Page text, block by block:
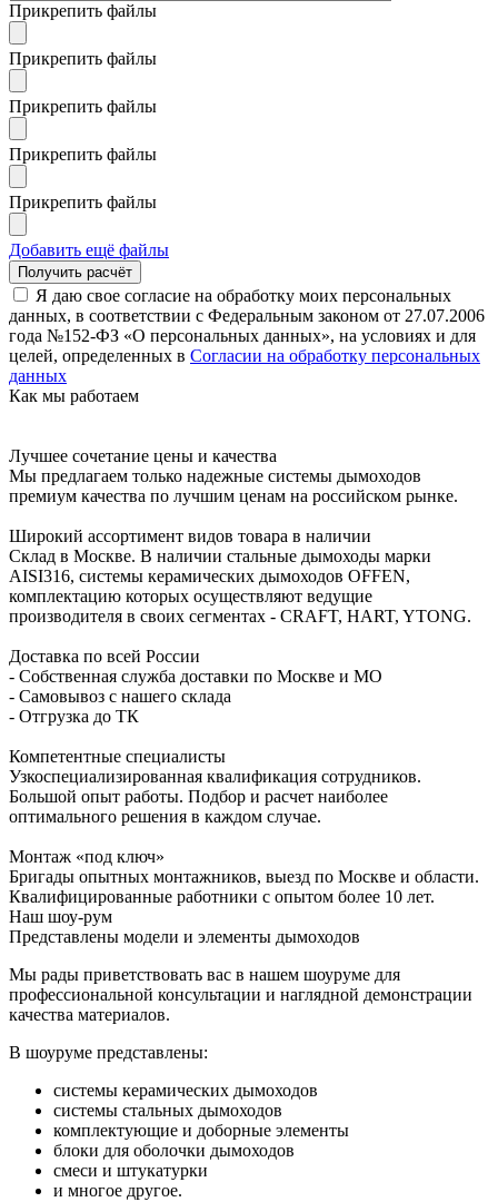
Прикрепить файлы
Прикрепить файлы
Прикрепить файлы
Прикрепить файлы
Прикрепить файлы
Добавить ещё файлы
Я даю свое согласие на обработку моих персональных
данных, в соответствии с Федеральным законом от 27.07.2006
года №152-ФЗ «О персональных данных», на условиях и для
целей, определенных в Согласии на обработку персональных
данных
Как мы работаем
Лучшее сочетание цены и качества
Мы предлагаем только надежные системы дымоходов
премиум качества по лучшим ценам на российском рынке.
Широкий ассортимент видов товара в наличии
Склад в Москве. В наличии стальные дымоходы марки
AISI316, системы керамических дымоходов OFFEN,
комплектацию которых осуществляют ведущие
производителя в своих сегментах - CRAFT, HART, YTONG.
Доставка по всей России
- Собственная служба доставки по Москве и МО
- Самовывоз с нашего склада
- Отгрузка до ТК
Компетентные специалисты
Узкоспециализированная квалификация сотрудников.
Большой опыт работы. Подбор и расчет наиболее
оптимального решения в каждом случае.
Монтаж «под ключ»
Бригады опытных монтажников, выезд по Москве и области.
Квалифицированные работники с опытом более 10 лет.
Наш шоу-рум
Представлены модели и элементы дымоходов
Мы рады приветствовать вас в нашем шоуруме для
профессиональной консультации и наглядной демонстрации
качества материалов.
В шоуруме представлены:
системы керамических дымоходов
системы стальных дымоходов
комплектующие и доборные элементы
блоки для оболочки дымоходов
смеси и штукатурки
и многое другое.